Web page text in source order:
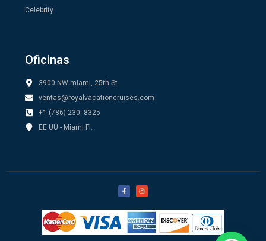
Celebrity
Oficinas
3900 NW miami, 25th St
ventas@royalvacationcruises.com
+1 (786) 230- 8325
EE UU - Miami Fl.